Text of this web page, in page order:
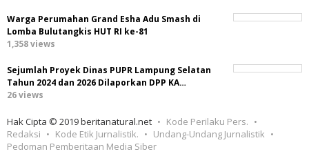
Warga Perumahan Grand Esha Adu Smash di
Lomba Bulutangkis HUT RI ke-81
1,358 views
Sejumlah Proyek Dinas PUPR Lampung Selatan
Tahun 2024 dan 2026 Dilaporkan DPP KA…
26 views
Hak Cipta © 2019 beritanatural.net
Kode Perilaku Pers.
Redaksi
Kode Etik Jurnalistik.
Undang-Undang Jurnalistik
Pedoman Pemberitaan Media Siber